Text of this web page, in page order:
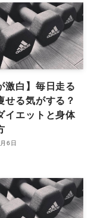
激白】毎日走る
せる気がする？
イエットと身体
6日